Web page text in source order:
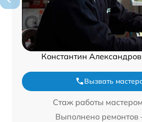
Константин
Вызвать
Стаж работы
Выполнено ремонтов